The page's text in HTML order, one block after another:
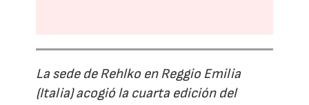
La sede de Rehlko en Reggio Emilia
(Italia) acogió la cuarta edición del